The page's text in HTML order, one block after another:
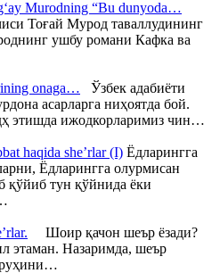
Murodning “Bu dunyoda…
Тоғай Мурод таваллудининг
ушбу романи Кафка ва
onaga… Ўзбек адабиёти
асарларга ниҳоятда бой.
этишда ижодкорларимиз чин…
haqida she’rlar (I) Ёдларингга
Ёдларингга олурмисан
тун қўйнида ёки
Шоир қачон шеър ёзади?
этаман. Назаримда, шеър